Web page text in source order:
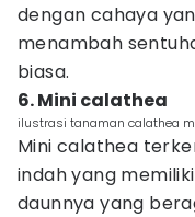
dengan cahaya
menambah
biasa.
6. Mini calathea
ilustrasi tanaman calathea
Mini calathea
indah yang
daunnya yang